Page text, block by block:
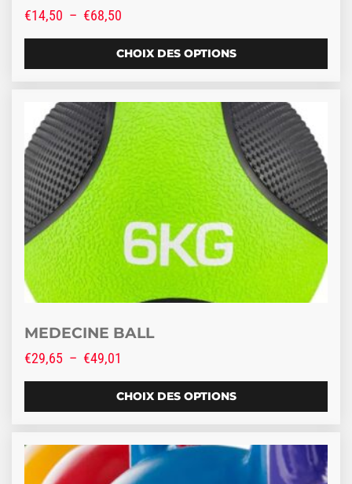
€14,50 – €68,50
CHOIX DES OPTIONS
MEDECINE BALL
€29,65 – €49,01
CHOIX DES OPTIONS
Ce produit a plusieurs variations. Les options
Ce produit a plusieurs variations. Les options